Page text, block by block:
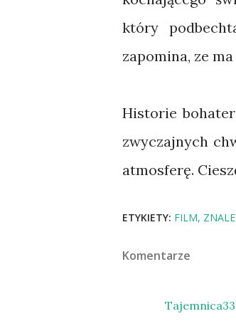
który
zapomina, ze
Historie
zwyczajnych
atmosferę.
ETYKIETY: FILM
Komentarze
Tajemnica33